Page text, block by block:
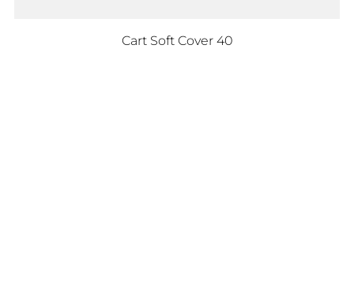
Cart Soft Cover 40